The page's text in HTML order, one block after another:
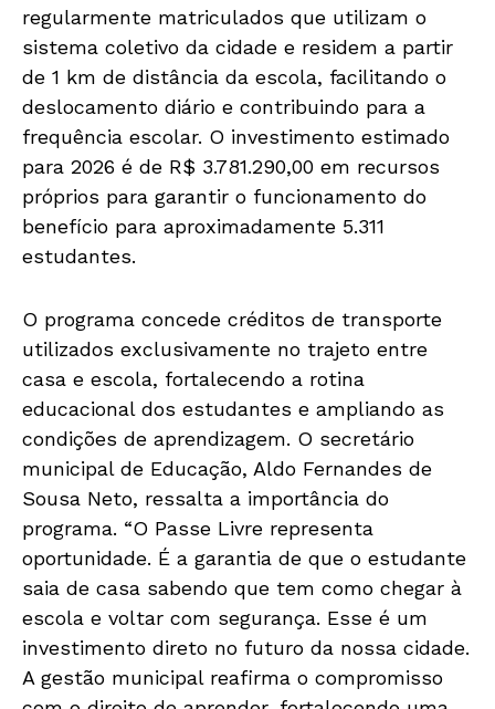
regularmente matriculados que utilizam o
sistema coletivo da cidade e residem a partir
de 1 km de distância da escola, facilitando o
deslocamento diário e contribuindo para a
frequência escolar. O investimento estimado
para 2026 é de R$ 3.781.290,00 em recursos
próprios para garantir o funcionamento do
benefício para aproximadamente 5.311
estudantes.
O programa concede créditos de transporte
utilizados exclusivamente no trajeto entre
casa e escola, fortalecendo a rotina
educacional dos estudantes e ampliando as
condições de aprendizagem. O secretário
municipal de Educação, Aldo Fernandes de
Sousa Neto, ressalta a importância do
programa. “O Passe Livre representa
oportunidade. É a garantia de que o estudante
saia de casa sabendo que tem como chegar à
escola e voltar com segurança. Esse é um
investimento direto no futuro da nossa cidade.
A gestão municipal reafirma o compromisso